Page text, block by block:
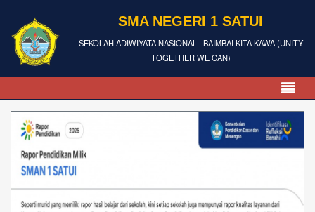
SMA NEGERI 1 SATUI
SEKOLAH ADIWIYATA NASIONAL | BAIMBAI KITA KAWA (UNITY
TOGETHER WE CAN)